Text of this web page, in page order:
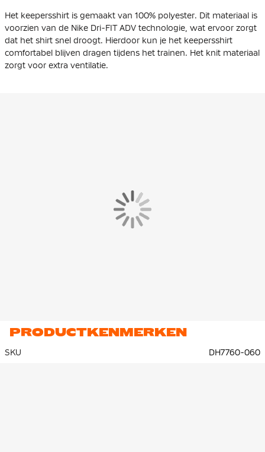
Het keepersshirt is gemaakt van 100% polyester. Dit materiaal is
voorzien van de Nike Dri-FIT ADV technologie, wat ervoor zorgt
dat het shirt snel droogt. Hierdoor kun je het keepersshirt
comfortabel blijven dragen tijdens het trainen. Het knit materiaal
zorgt voor extra ventilatie.
PRODUCTKENMERKEN
SKU DH7760-060